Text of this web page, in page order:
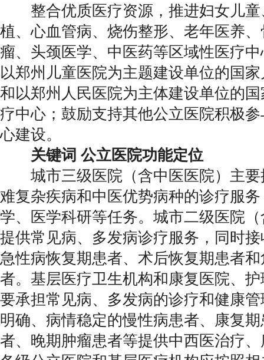
整合优质医疗资源，推进妇女儿童
植、心血管病、烧伤整形、老年医养
瘤、头颈医学、中医药等区域性医疗
以郑州儿童医院为主题建设单位的国
和以郑州人民医院为主体建设单位的
疗中心；鼓励支持其他公立医院积极
心建设。
关键词 公立医院功能定位
城市三级医院（含中医医院）主要
难复杂疾病和中医优势病种的诊疗服
学、医学科研等任务。城市二级医院
提供常见病、多发病诊疗服务，同时
急性病恢复期患者、术后恢复期患者
者。基层医疗卫生机构和康复医院、
要承担常见病、多发病的诊疗和健康
明确、病情稳定的慢性病患者、康复
者、晚期肿瘤患者等提供中西医治疗